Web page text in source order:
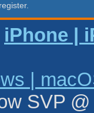
iPhone |
|
SVP